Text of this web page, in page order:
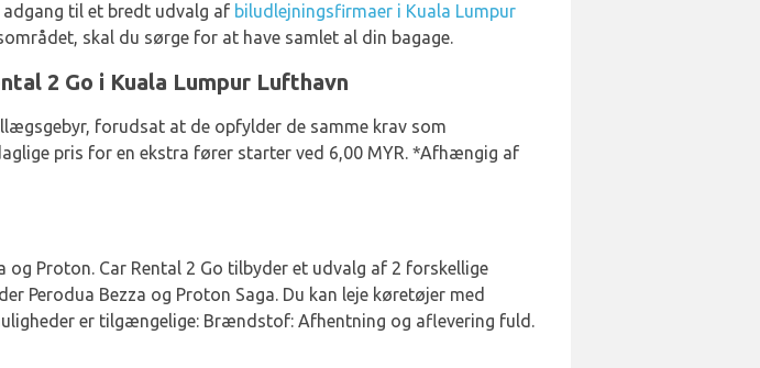
adgang til et bredt udvalg af biludlejningsfirmaer i Kuala Lumpur
skal du sørge for at have samlet al din bagage.
2 Go i Kuala Lumpur Lufthavn
forudsat at de opfylder de samme krav som
pris for en ekstra fører starter ved 6,00 MYR. *Afhængig af
Proton. Car Rental 2 Go tilbyder et udvalg af 2 forskellige
Perodua Bezza og Proton Saga. Du kan leje køretøjer med
er tilgængelige: Brændstof: Afhentning og aflevering fuld.